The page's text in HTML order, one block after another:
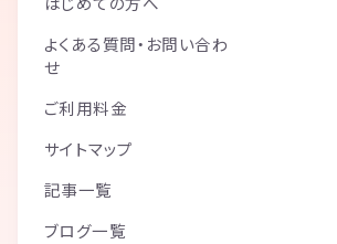
よくある質問・お問い合わ
せ
ご利用料金
サイトマップ
記事一覧
ブログ一覧